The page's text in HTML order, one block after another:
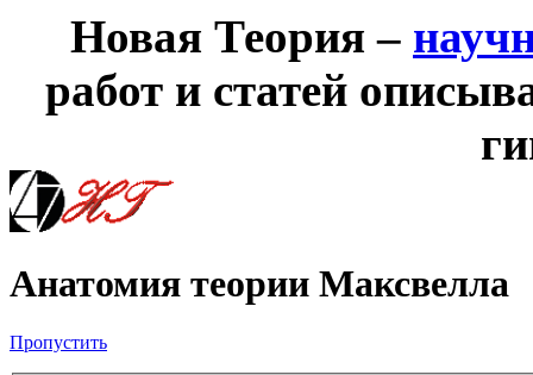
Новая Теория –
работ и статей
Анатомия теории Максвелла
Пропустить